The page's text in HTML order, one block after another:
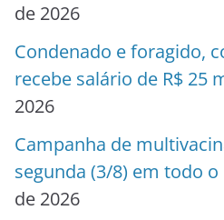
de 2026
Condenado e foragido,
recebe salário de R$ 25
2026
Campanha de
segunda (3/8) em todo o
de 2026